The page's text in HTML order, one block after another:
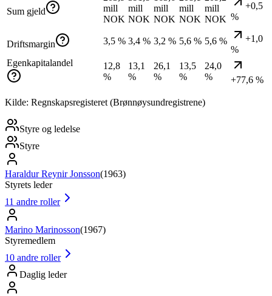
Sum gjeld
mill
NOK
mill
NOK
mill
NOK
mill
NOK
mill
NOK
+0,5
%
Driftsmargin 3,5 % 3,4 % 3,2 % 5,6 % 5,6 %
+1,0
%
Egenkapitalandel
12,8
%
13,1
%
26,1
%
13,5
%
24,0
%
+77,6 %
Kilde: Regnskapsregisteret (Brønnøysundregistrene)
Styre og ledelse
Styre
Haraldur Reynir Jonsson(1963)
Styrets leder
11 andre roller
Marino Marinosson(1967)
Styremedlem
10 andre roller
Daglig leder